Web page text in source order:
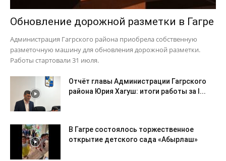
Обновление дорожной разметки в Гагре
Администрация Гагрского района приобрела собственную
разметочную машину для обновления дорожной разметки.
Работы стартовали 31 июля.
Отчёт главы Администрации Гагрского
района Юрия Хагуш: итоги работы за I...
В Гагре состоялось торжественное
открытие детского сада «Абырлаш»